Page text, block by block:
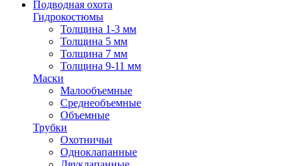
Подводная охота
Гидрокостюмы
Толщина 1-3 мм
Толщина 5 мм
Толщина 7 мм
Толщина 9-11 мм
Маски
Малообъемные
Среднеобъемные
Объемные
Трубки
Охотничьи
Одноклапанные